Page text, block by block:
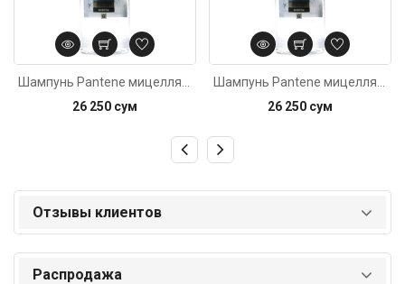
26 250 сум
26 250 сум
Отзывы клиентов
Распродажа